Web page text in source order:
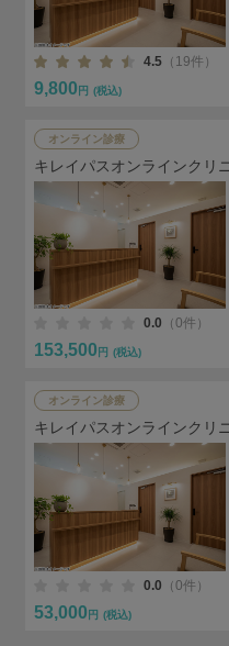
4.5 （19件）
9,800 円 (税込)
オンライン診療
キレイパスオンラインクリ
0.0 （0件）
153,500 円 (税込)
オンライン診療
キレイパスオンラインクリ
0.0 （0件）
53,000 円 (税込)